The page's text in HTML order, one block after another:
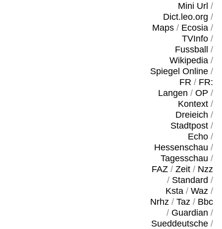
Mini Url /
Dict.leo.org /
Maps/ Ecosia/
TVInfo/
Fussball
/
Wikipedia/
Spiegel Online/
FR / FR:
Langen / OP /
Kontext/
Dreieich /
Stadtpost/
Echo/
Hessenschau /
Tagesschau /
FAZ/ Zeit/ Nzz
/ Standard /
Ksta/ Waz/
Nrhz/ Taz/ Bbc
/ Guardian /
Sueddeutsche/